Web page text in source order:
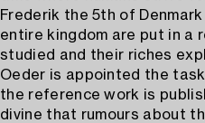
Frederik the 5th of
entire kingdom are put in a
studied and their riches
Oeder is appointed the
the reference work is
divine that rumours about